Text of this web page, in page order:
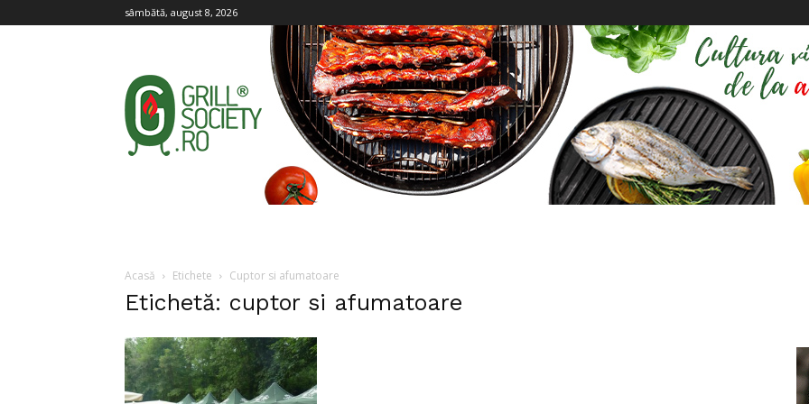
sâmbătă, august 8, 2026
Grill
Society
Acasă Etichete Cuptor si afumatoare
Etichetă: cuptor si afumatoare